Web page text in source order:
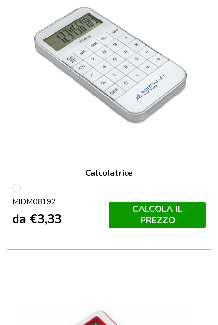
Calcolatrice
Bianco
MIDMO8192
da €3,33
CALCOLA IL
PREZZO